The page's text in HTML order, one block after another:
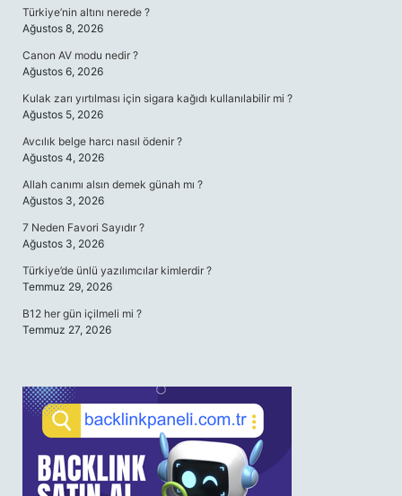
Türkiye’nin altını nerede ?
Ağustos 8, 2026
Canon AV modu nedir ?
Ağustos 6, 2026
Kulak zarı yırtılması için sigara kağıdı kullanılabilir mi ?
Ağustos 5, 2026
Avcılık belge harcı nasıl ödenir ?
Ağustos 4, 2026
Allah canımı alsın demek günah mı ?
Ağustos 3, 2026
7 Neden Favori Sayıdır ?
Ağustos 3, 2026
Türkiye’de ünlü yazılımcılar kimlerdir ?
Temmuz 29, 2026
B12 her gün içilmeli mi ?
Temmuz 27, 2026